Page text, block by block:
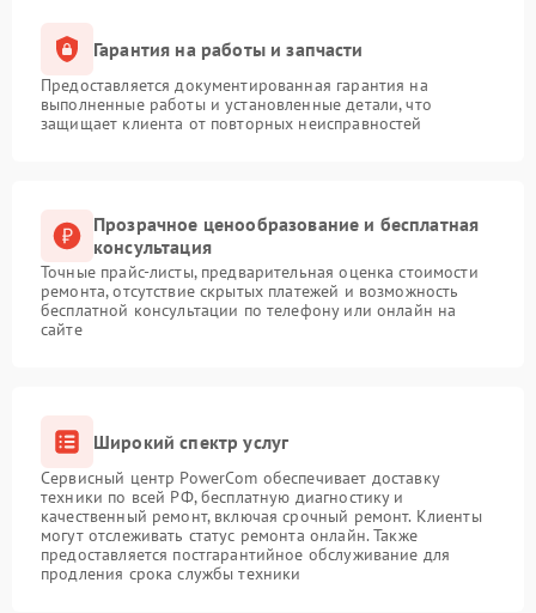
Гарантия на работы и запчасти
Предоставляется документированная гарантия на
выполненные работы и установленные детали, что
защищает клиента от повторных неисправностей
Прозрачное ценообразование и бесплатная
консультация
Точные прайс-листы, предварительная оценка стоимости
ремонта, отсутствие скрытых платежей и возможность
бесплатной консультации по телефону или онлайн на
сайте
Широкий спектр услуг
Сервисный центр PowerCom обеспечивает доставку
техники по всей РФ, бесплатную диагностику и
качественный ремонт, включая срочный ремонт. Клиенты
могут отслеживать статус ремонта онлайн. Также
предоставляется постгарантийное обслуживание для
продления срока службы техники